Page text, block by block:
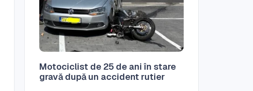
Motociclist de 25 de ani în stare
gravă după un accident rutier